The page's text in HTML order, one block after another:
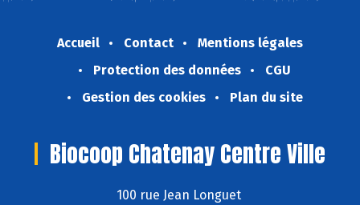
Accueil Contact
Mentions légales
Protection des données
CGU
Gestion des cookies
Plan du site
Biocoop Chatenay Centre Ville
100 rue Jean Longuet